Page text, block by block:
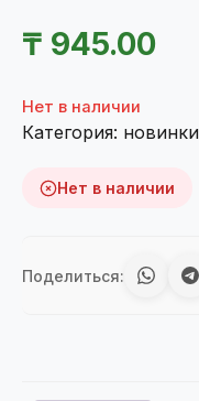
₸ 945.00
Нет в наличии
Категория:
Нет в наличии
Поделиться: